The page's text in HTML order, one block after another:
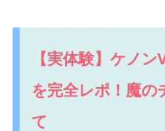
【実体験】ケノ
を完全レポ！魔の
て